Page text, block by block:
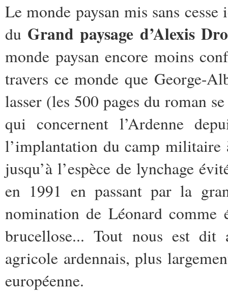
Le monde paysan mis sans
du Grand paysage d’Alexis
monde paysan encore moins
travers ce monde que George-
lasser (les 500 pages du roman
qui concernent l’Ardenne
l’implantation du camp militaire
jusqu’à l’espèce de lynchage
en 1991 en passant par la
nomination de Léonard comme
brucellose... Tout nous est dit
agricole ardennais, plus
européenne.